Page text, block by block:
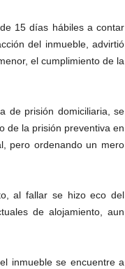
15 días hábiles a contar
del inmueble, advirtió
el cumplimiento de la
de prisión domiciliaria, se
de la prisión preventiva en
pero ordenando un mero
al fallar se hizo eco del
de alojamiento, aun
inmueble se encuentre a